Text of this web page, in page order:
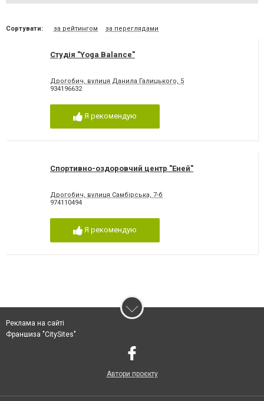
Сортувати: за рейтингом за переглядами
Студія "Yoga Balance"
Дрогобич, вулиця Данила Галицького, 5
934196632
Я рекомендую
Спортивно-оздоровчий центр "Еней"
Дрогобич, вулиця Самбірська, 7-б
974110494
Я рекомендую
Реклама на сайті
Франшиза "CitySites"
Автори проєкту